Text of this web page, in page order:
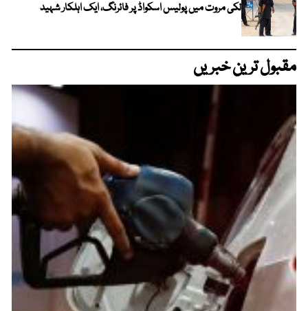
لکی مروت میں پولیس اسکواڈ پر فائرنگ، ایک اہلکار شہید
مقبول ترین خبریں